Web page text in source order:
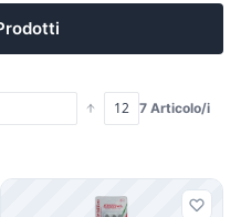
7 Articolo/i